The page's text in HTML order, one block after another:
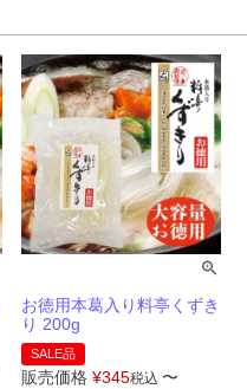
お徳用本葛入り料亭くずき
り 200g
SALE品
販売価格 ¥345税込 〜